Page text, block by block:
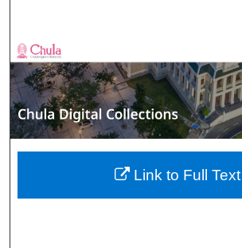
Browse
My Account
About
Digital Commons
Link to Full Text